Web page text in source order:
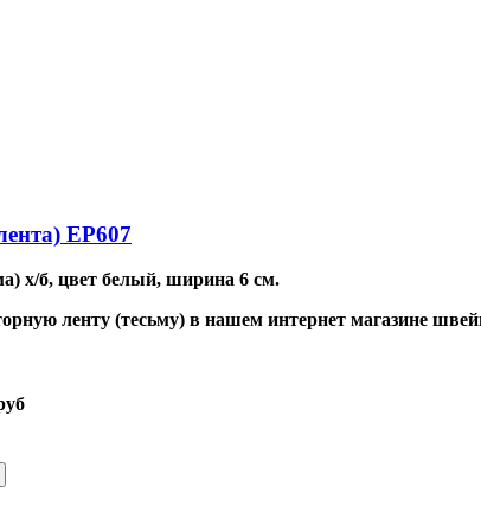
EP607
х/б, цвет белый, ширина 6 см.
ленту (тесьму) в нашем интернет магазине